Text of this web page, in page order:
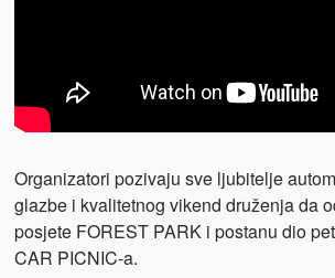
Organizatori pozivaju sve ljubitelje
glazbe i kvalitetnog vikend druženja da
posjete FOREST PARK i postanu dio
CAR PICNIC-a.